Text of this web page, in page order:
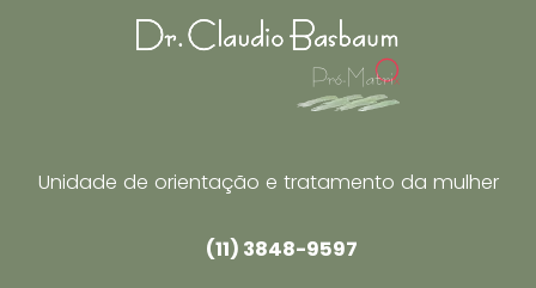
Unidade de orientação e tratamento da mulher
(11) 3848-9597